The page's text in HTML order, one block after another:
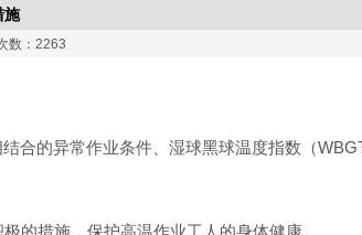
施
数：2263
合的异常作业条件、湿球黑球温度指数（
的措施，保护高温作业工人的身体健康。